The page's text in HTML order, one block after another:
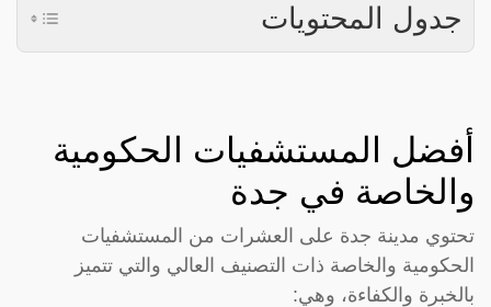
جدول المحتويات
أفضل المستشفيات الحكومية
والخاصة في جدة
تحتوي مدينة جدة على العشرات من المستشفيات
الحكومية والخاصة ذات التصنيف العالي والتي تتميز
بالخبرة والكفاءة، وهي: